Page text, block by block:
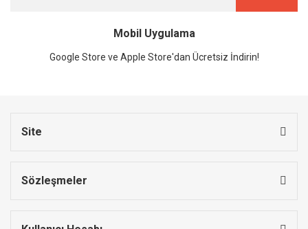
Mobil Uygulama
Google Store ve Apple Store'dan Ücretsiz İndirin!
Site
Sözleşmeler